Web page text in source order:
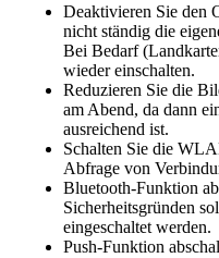
Deaktivieren Sie den
nicht ständig die
Bei Bedarf
wieder einschalten.
Reduzieren Sie die
am Abend, da dann
ausreichend ist.
Schalten Sie die
Abfrage von
Bluetooth-Funktion
Sicherheitsgründen
eingeschaltet werden.
Push-Funktion